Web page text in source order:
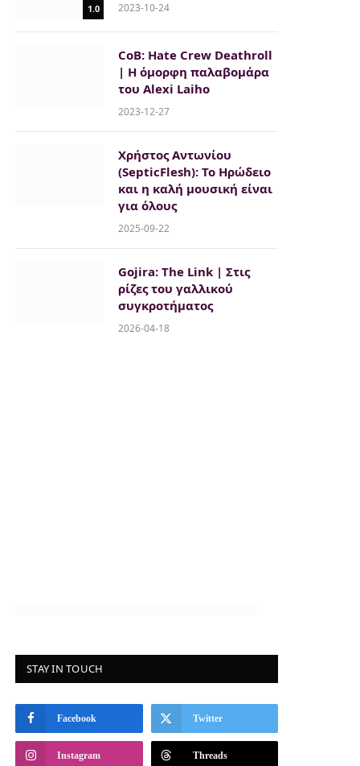
1.0 2023-10-24
CoB: Hate Crew Deathroll
| H όμορφη παλαβομάρα
του Alexi Laiho
2023-12-27
Χρήστος Αντωνίου
(SepticFlesh): Το Ηρώδειο
και η καλή μουσική είναι
για όλους
2025-09-22
Gojira: The Link | Στις
ρίζες του γαλλικού
συγκροτήματος
2026-04-18
STAY IN TOUCH
Facebook Twitter
Instagram Threads